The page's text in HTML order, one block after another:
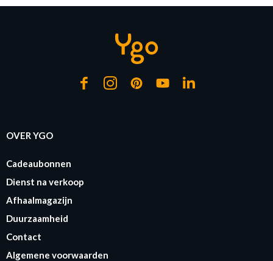
OVER YGO
Cadeaubonnen
Dienst na verkoop
Afhaalmagazijn
Duurzaamheid
Contact
Algemene voorwaarden